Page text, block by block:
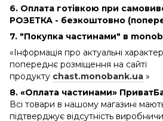
6. Оплата готівкою при
РОЗЕТКА - безкоштовно
7. "Покупка частинами" в
«Інформація про актуальні
попереднє розміщення на сайті
продукту chast.monobank.ua »
8. «Оплата частинами»
Всі товари в нашому магазині
підтверджує відсутність